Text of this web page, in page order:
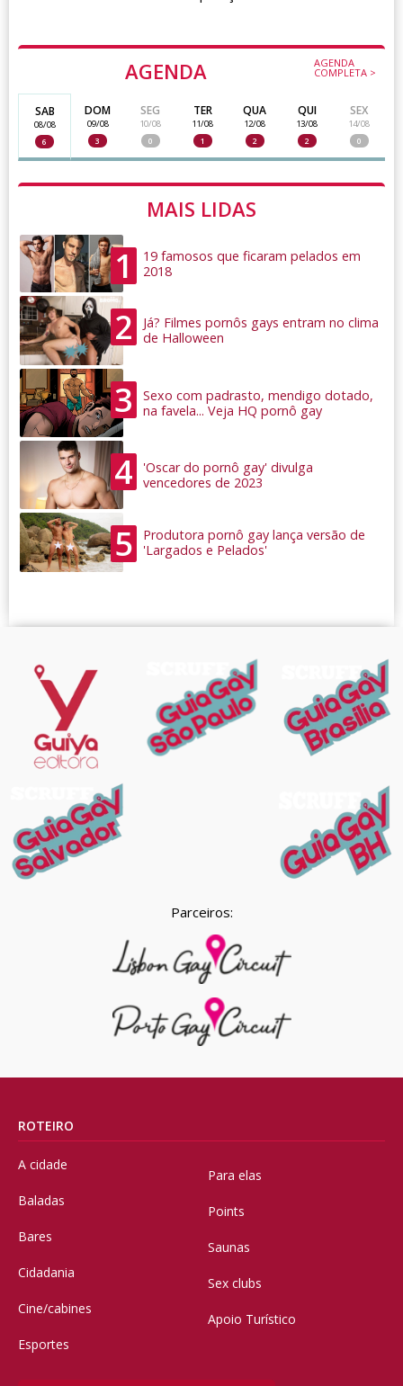
AGENDA AGENDA
COMPLETA >
SAB
08/08
6
DOM
09/08
3
SEG
10/08
0
TER
11/08
1
QUA
12/08
2
QUI
13/08
2
SEX
14/08
0
MAIS LIDAS
1
19 famosos que ficaram pelados em
2018
2
Já? Filmes pornôs gays entram no clima
de Halloween
3
Sexo com padrasto, mendigo dotado,
na favela... Veja HQ pornô gay
4
'Oscar do pornô gay' divulga
vencedores de 2023
5
Produtora pornô gay lança versão de
'Largados e Pelados'
Parceiros:
ROTEIRO
A cidade
Baladas
Bares
Cidadania
Cine/cabines
Esportes
Para elas
Points
Saunas
Sex clubs
Apoio Turístico